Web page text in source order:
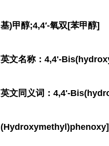
基)甲醇;4,4′-氧双[苯甲醇]
英文名称：4,4'-
英文同义词：4,4'-